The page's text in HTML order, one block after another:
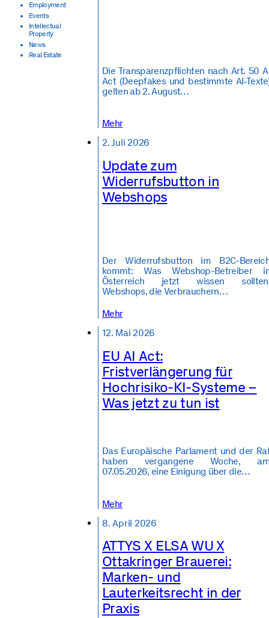
Employment
Events
Intellectual
Property
News
Real Estate
Die Transparenzpflichten nach Art. 50
Act (Deepfakes und bestimmte
gelten ab 2. August…
Mehr
2. Juli 2026
Update zum
Widerrufsbutton in
Webshops
Der Widerrufsbutton im B2C-
kommt: Was Webshop-Betreiber
Österreich jetzt wissen
Webshops, die Verbrauchern…
Mehr
12. Mai 2026
EU AI Act:
Fristverlängerung für
Hochrisiko-KI-Systeme –
Was jetzt zu tun ist
Das Europäische Parlament und der
haben vergangene Woche,
07.05.2026, eine Einigung über die…
Mehr
8. April 2026
ATTYS X ELSA WU X
Ottakringer Brauerei:
Marken- und
Lauterkeitsrecht in der
Praxis